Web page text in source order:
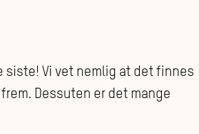
siste! Vi vet nemlig at det finnes
Dessuten er det mange